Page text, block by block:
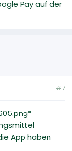
Pay auf der
#7
App haben